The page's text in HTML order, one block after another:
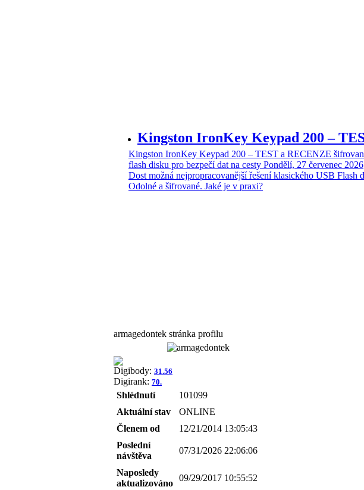
Kingston IronKey Keypad 200 –
Kingston IronKey Keypad 200 – TEST a RECENZE
flash disku pro bezpečí dat na cesty Pondělí, 27 červenec 2026
Dost možná nejpropracovanější řešení klasického USB Flash
Odolné a šifrované. Jaké je v praxi?
armagedontek stránka profilu
Digibody: 31.56
Digirank: 70.
Shlédnutí
101099
Aktuální stav
ONLINE
Členem od
12/21/2014 13:05:43
Poslední
návštěva
07/31/2026 22:06:06
Naposledy
aktualizováno
09/29/2017 10:55:52